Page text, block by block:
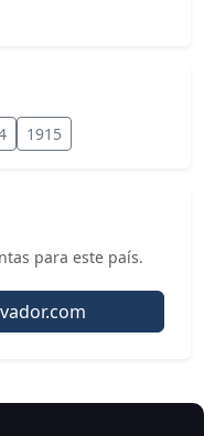
1915
para este país.